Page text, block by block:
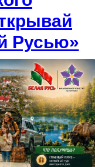
Русью»